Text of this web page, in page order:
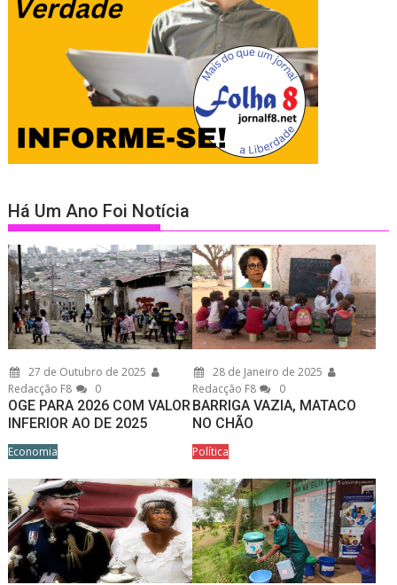
Há Um Ano Foi Notícia
27 de Outubro de 2025
Redacção F8
0
OGE PARA 2026 COM VALOR
INFERIOR AO DE 2025
Economia
28 de Janeiro de 2025
Redacção F8
0
BARRIGA VAZIA, MATACO
NO CHÃO
Política